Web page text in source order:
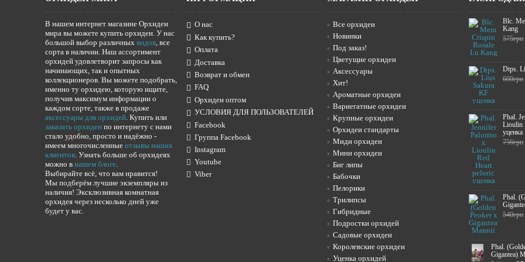
В нашем интернет магазине Орхидеи
мира вы можете купить орхидеи. У нас
большой выбор различных видов, все
сорта в наличии. Наш ассортимент
орхидей удовлетворит запросы как
начинающих, так и опытных
коллекционеров. Вы можете подобрать,
именно ту орхидею, которую ищите,
получив максимум информации о
каждом сорте, также в продаже
аксессуары для орхидей. Купить или
заказать орхидеи по интернету с нами
стало удобно, просто и надёжно -
имеем многочисленные отзывы наших
клиентов. Узнать больше об орхидеях
можно в нашем блоге.
Выбирайте всё, что вам нравится!
Мы подберём лучшие экземпляры из
наличия! Эксклюзивная комнатная
орхидея через несколько дней уже
будет у вас.
О нас
Как купить?
Оплата
Доставка
Возврат и обмен
FAQ
Орхидеи оптом
УСЛОВИЯ ДЛЯ ПОЛЬЗОВАТЕЛЕЙ
Facebook
Группа Facebook
Instagram
Youtube
Viber
Все орхидеи
Новинки
Под заказ!
Цветущие орхидеи
Аксессуары
Хит!
Ароматные орхидеи
Вариегатные орхидеи
Крупные орхидеи
Орхидеи стандарты
Миди орхидеи
Мини орхидеи
Биг липы
Бабочки
Пелорики
Трилипсы
Гибридные
Подростки орхидей
Садовые орхидеи
Королевские орхидеи
Уценка орхидей
Blc.
Kang
575грн
Dtps.
600грн
Phal.
Lioulin
уценка
756грн
Phal.
540грн
Phal.
Gigantea)